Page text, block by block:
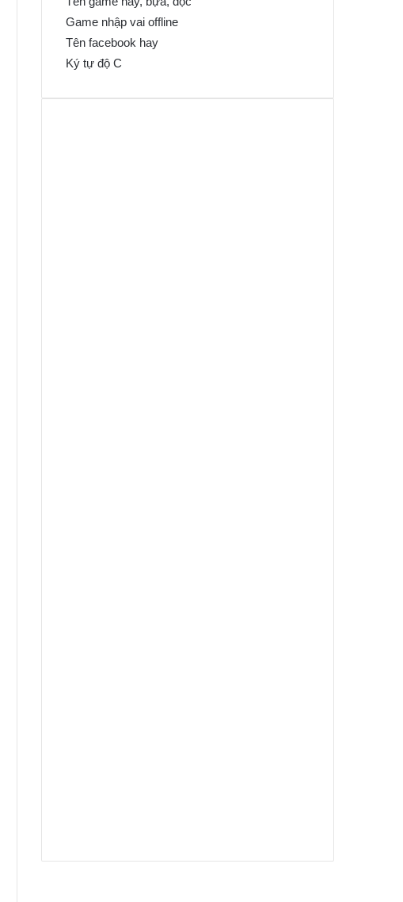
Game nhập vai offline
Tên facebook hay
Ký tự độ C